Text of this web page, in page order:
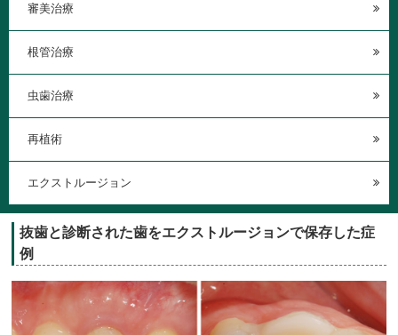
審美治療
根管治療
虫歯治療
再植術
エクストルージョン
抜歯と診断された歯をエクストルージョンで保存した症
例